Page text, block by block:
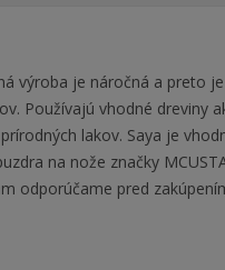
výroba je náročná a preto
Používajú vhodné dreviny
lakov. Saya je
na nože značky
odporúčame pred